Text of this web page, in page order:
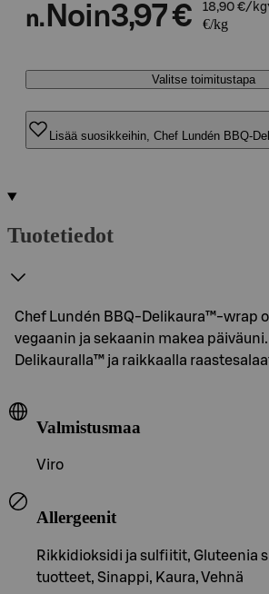
n. Noin3,97 € 18,90 €/kg
€/kg
Valitse toimitustapa
Lisää suosikkeihin, Chef Lundén BBQ-
Tuotetiedot
Chef Lundén BBQ-Delikaura™-wrap
vegaanin ja sekaanin makea
Delikauralla™ ja raikkaalla
Valmistusmaa
Viro
Allergeenit
Rikkidioksidi ja sulfiitit, Gluteenia
tuotteet, Sinappi, Kaura, Vehnä